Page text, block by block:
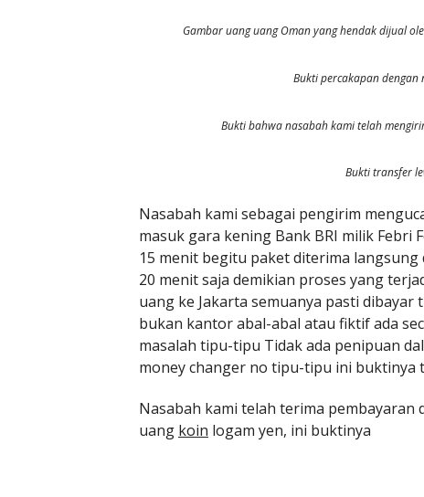
Gambar uang uang Oman yang hendak dijual
Bukti percakapan dengan
Bukti bahwa nasabah kami telah
Bukti transfer
Nasabah kami sebagai pengirim
masuk gara kening Bank BRI milik Febri
15 menit begitu paket diterima
20 menit saja demikian proses yang
uang ke Jakarta semuanya pasti
bukan kantor abal-abal atau fiktif ada
masalah tipu-tipu Tidak ada penipuan
money changer no tipu-tipu ini buktinya
Nasabah kami telah terima
uang koin logam yen, ini buktinya